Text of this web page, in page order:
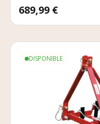
Prix
689,99 €
DISPONIBLE